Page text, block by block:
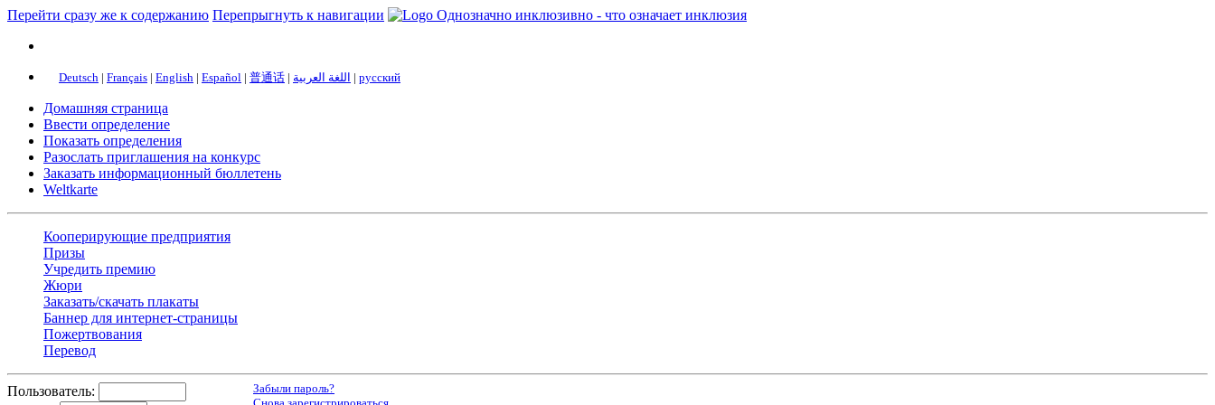
Перейти сразу же к содержанию Перепрыгнуть к навигации
Deutsch | Français | English | Español | 普通话 | اللغة العربية | русский
Домашняя страница
Ввести определение
Показать определения
Разослать приглашения на конкурс
Заказать информационный бюллетень
Weltkarte
Кооперирующие предприятия
Призы
Учредить премию
Жюри
Заказать/скачать плакаты
Баннер для интернет-страницы
Пожертвования
Перевод
Пользователь:
Забыли пароль?